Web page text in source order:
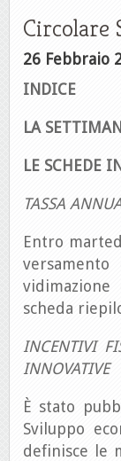
Circolare
26 Febbraio
INDICE
LA
LE SCHEDE
TASSA
Entro
scheda
INCENTIVI
INNOVATIVE
È stato
Sviluppo
definisce le